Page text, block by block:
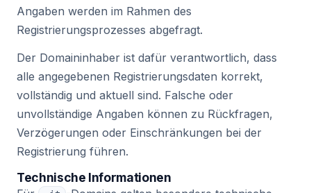
Angaben werden im Rahmen des
Registrierungsprozesses abgefragt.
Der Domaininhaber ist dafür verantwortlich, dass
alle angegebenen Registrierungsdaten korrekt,
vollständig und aktuell sind. Falsche oder
unvollständige Angaben können zu Rückfragen,
Verzögerungen oder Einschränkungen bei der
Registrierung führen.
Technische Informationen